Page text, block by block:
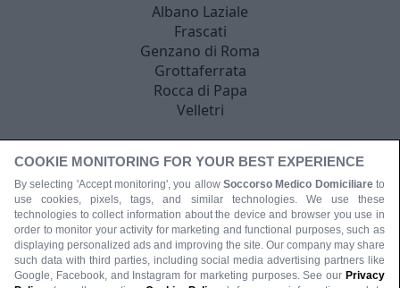
Albano Laziale
Frascati
Genzano di Roma
Grottaferrata
Rocca di Papa
Velletri
COOKIE MONITORING FOR YOUR BEST EXPERIENCE
By selecting 'Accept monitoring', you allow Soccorso Medico Domiciliare to
use cookies, pixels, tags, and similar technologies. We use these
technologies to collect information about the device and browser you use in
order to monitor your activity for marketing and functional purposes, such as
displaying personalized ads and improving the site. Our company may share
such data with third parties, including social media advertising partners like
Google, Facebook, and Instagram for marketing purposes. See our Privacy